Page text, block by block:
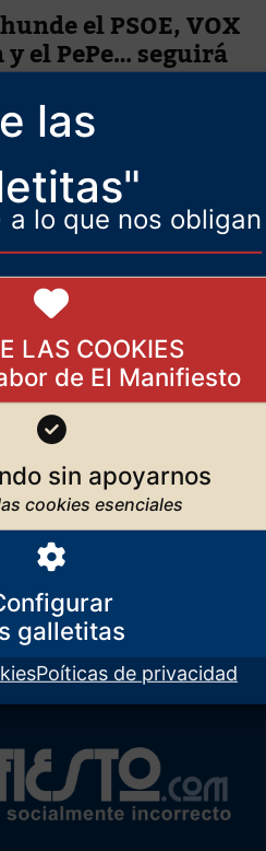
las
a lo que nos obligan
LAS COOKIES
sin apoyarnos
Poíticas de privacidad
el PSOE, VOX
el PePe… seguirá
de Extremadura